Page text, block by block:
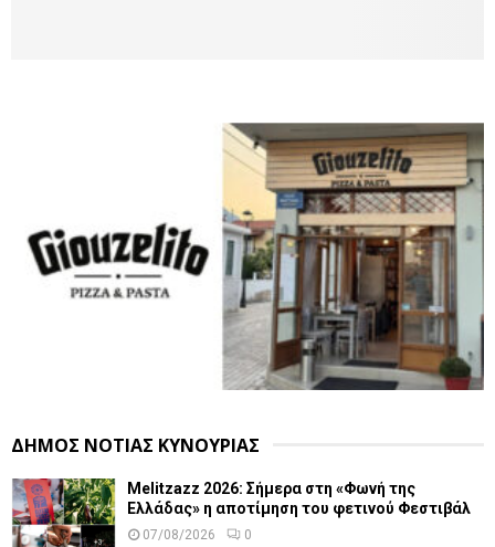
ΔΗΜΟΣ ΝΟΤΙΑΣ ΚΥΝΟΥΡΙΑΣ
Melitzazz 2026: Σήμερα στη «Φωνή της
Ελλάδας» η αποτίμηση του φετινού Φεστιβάλ
07/08/2026 0